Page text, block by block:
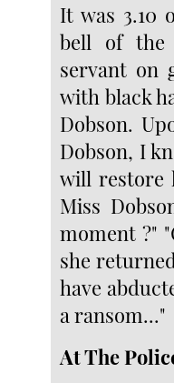
It was 3.10
bell of the
servant on
with black
Dobson.
Dobson, I
will restore
Miss
moment ?"
she
have
a ransom..."
At The